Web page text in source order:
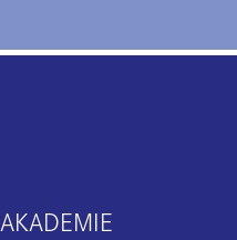
AKADEMIE